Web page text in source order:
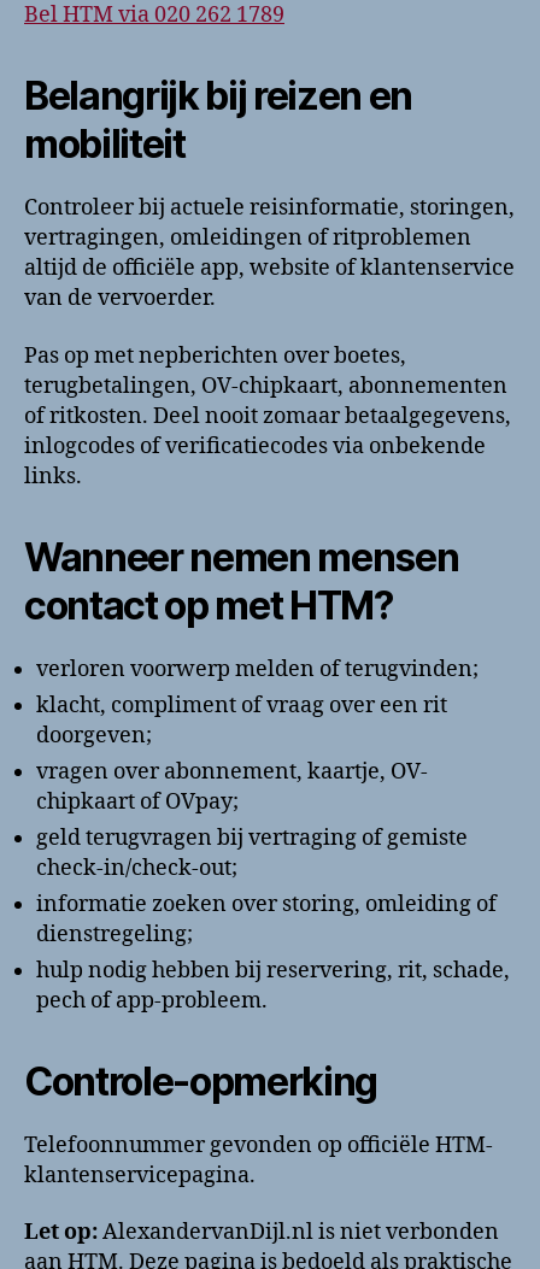
Bel HTM via 020 262 1789
Belangrijk bij reizen en
mobiliteit
Controleer bij actuele reisinformatie, storingen,
vertragingen, omleidingen of ritproblemen
altijd de officiële app, website of klantenservice
van de vervoerder.
Pas op met nepberichten over boetes,
terugbetalingen, OV-chipkaart, abonnementen
of ritkosten. Deel nooit zomaar betaalgegevens,
inlogcodes of verificatiecodes via onbekende
links.
Wanneer nemen mensen
contact op met HTM?
verloren voorwerp melden of terugvinden;
klacht, compliment of vraag over een rit
doorgeven;
vragen over abonnement, kaartje, OV-
chipkaart of OVpay;
geld terugvragen bij vertraging of gemiste
check-in/check-out;
informatie zoeken over storing, omleiding of
dienstregeling;
hulp nodig hebben bij reservering, rit, schade,
pech of app-probleem.
Controle-opmerking
Telefoonnummer gevonden op officiële HTM-
klantenservicepagina.
Let op:AlexandervanDijl.nl is niet verbonden
aan HTM. Deze pagina is bedoeld als praktische